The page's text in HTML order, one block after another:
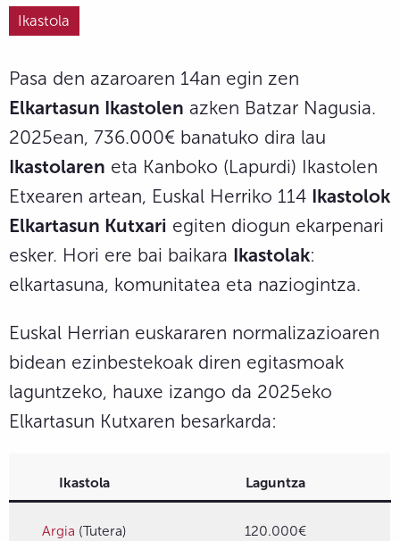
Ikastola
Pasa den azaroaren 14an egin zen
Elkartasun Ikastolen azken Batzar Nagusia.
2025ean, 736.000€ banatuko dira lau
Ikastolaren eta Kanboko (Lapurdi) Ikastolen
Etxearen artean, Euskal Herriko 114 Ikastolok
Elkartasun Kutxari egiten diogun ekarpenari
esker. Hori ere bai baikara Ikastolak:
elkartasuna, komunitatea eta naziogintza.
Euskal Herrian euskararen normalizazioaren
bidean ezinbestekoak diren egitasmoak
laguntzeko, hauxe izango da 2025eko
Elkartasun Kutxaren besarkarda:
Ikastola Laguntza
Argia (Tutera) 120.000€